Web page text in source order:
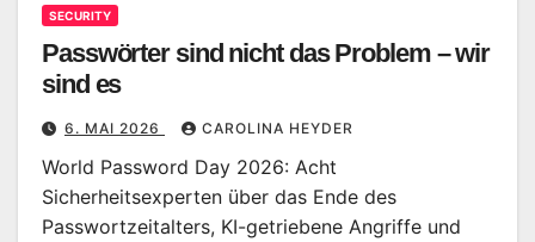
SECURITY
Passwörter sind nicht das Problem – wir
sind es
6. MAI 2026 CAROLINA HEYDER
World Password Day 2026: Acht
Sicherheitsexperten über das Ende des
Passwortzeitalters, KI-getriebene Angriffe und